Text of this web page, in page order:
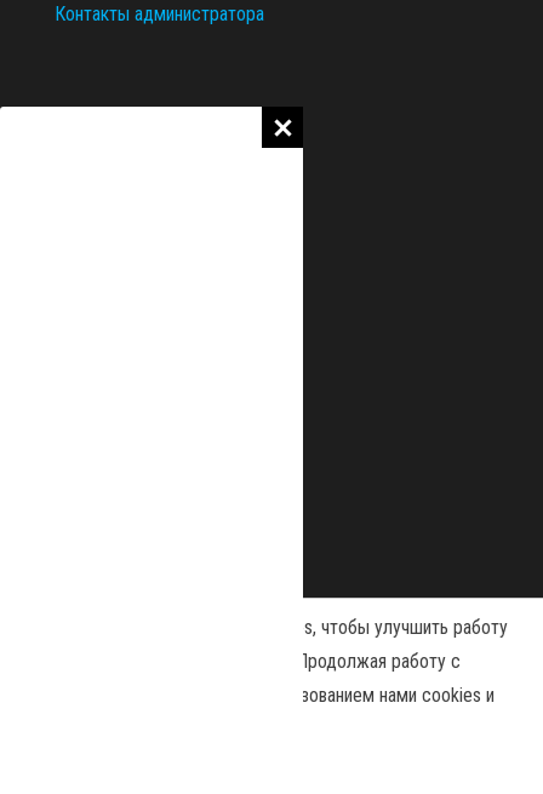
Контакты администратора
Наш сайт использует файлы cookies, чтобы улучшить работу
и повысить эффективность сайта. Продолжая работу с
сайтом, вы соглашаетесь с использованием нами cookies и